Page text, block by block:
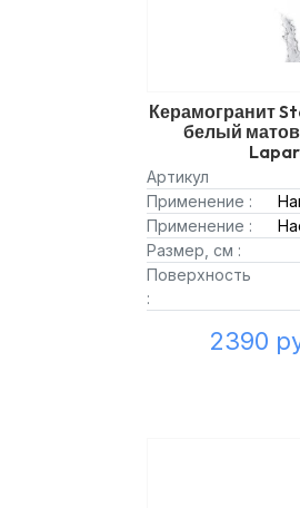
Керамогранит
белый
Артикул
Применение :
Применение :
Размер, см :
Поверхность
:
2390